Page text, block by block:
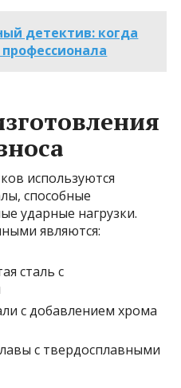
детектив: когда
используются
способные
ударные нагрузки.
являются:
сталь с
с добавлением хрома
с твердосплавными